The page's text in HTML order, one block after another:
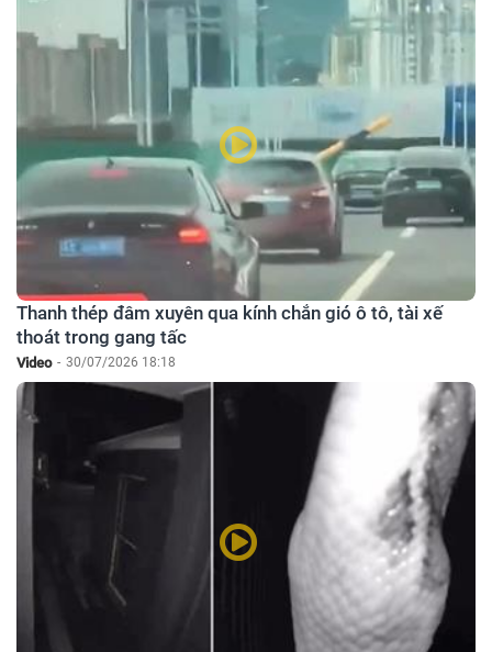
Thanh thép đâm xuyên qua kính chắn gió ô tô, tài xế
thoát trong gang tấc
Video - 30/07/2026 18:18